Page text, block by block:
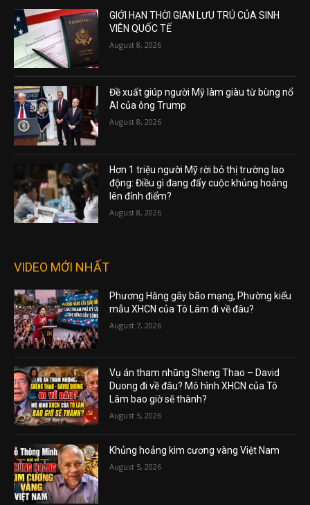
GIỚI HẠN THỜI GIAN LƯU TRÚ CỦA SINH
VIÊN QUỐC TẾ
August 8, 2026
Đề xuất giúp người Mỹ làm giàu từ bùng nổ
AI của ông Trump
August 8, 2026
Hơn 1 triệu người Mỹ rời bỏ thị trường lao
động: Điều gì đang đẩy cuộc khủng hoảng
lên đỉnh điểm?
August 8, 2026
VIDEO MỚI NHẤT
Phương Hằng gây bão mạng, Phường kiểu
mẫu XHCN của Tô Lâm đi về đâu?
August 7, 2026
Vụ án tham nhũng Sheng Thao – David
Duong đi về đâu? Mô hình XHCN của Tô
Lâm bao giờ sẽ thành?
August 5, 2026
Khủng hoảng kim cương vàng Việt Nam
August 5, 2026